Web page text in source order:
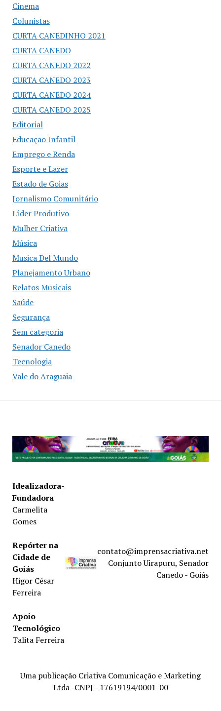
Cinema
Colunistas
CURTA CANEDINHO 2021
CURTA CANEDO
CURTA CANEDO 2022
CURTA CANEDO 2023
CURTA CANEDO 2024
CURTA CANEDO 2025
Editorial
Educação Infantil
Emprego e Renda
Esporte e Lazer
Estado de Goias
Jornalismo Comunitário
Líder Produtivo
Mulher Criativa
Música
Musica Del Mundo
Planejamento Urbano
Relatos Musicais
Saúde
Segurança
Sem categoria
Senador Canedo
Tecnologia
Vale do Araguaia
Idealizadora-
Fundadora
Carmelita
Gomes
Repórter na
Cidade de
Goiás
Higor César
Ferreira
Apoio
Tecnológico
Talita Ferreira
contato@imprensacriativa.net
Conjunto Uirapuru, Senador
Canedo - Goiás
Uma publicação Criativa Comunicação e Marketing
Ltda -CNPJ - 17619194/0001-00